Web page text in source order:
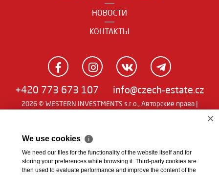
НОВОСТИ
КОНТАКТЫ
+420 773 673 107 info@czech-estate.cz
2026 © WESTERN INVESTMENTS s.r.o., Авторские права |
×
We use cookies ℹ
We need our files for the functionality of the website itself and for
storing your preferences while browsing it. Third-party cookies are
then used to evaluate performance and improve the content of the